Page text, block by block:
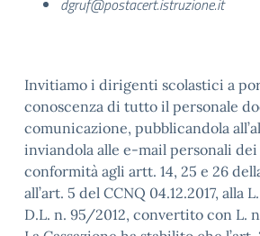
dgruf@postacert.istruzione.it
Invitiamo i dirigenti scolastici a
conoscenza di tutto il personale
comunicazione, pubblicandola
inviandola alle e-mail personali
conformità agli artt. 14, 25 e 26
all’art. 5 del CCNQ 04.12.2017, alla
D.L. n. 95/2012, convertito con L.